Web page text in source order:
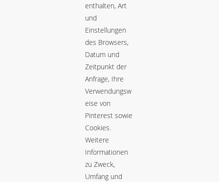
enthalten, Art
und
Einstellungen
des Browsers,
Datum und
Zeitpunkt der
Anfrage, Ihre
Verwendungsw
eise von
Pinterest sowie
Cookies.
Weitere
Informationen
zu Zweck,
Umfang und